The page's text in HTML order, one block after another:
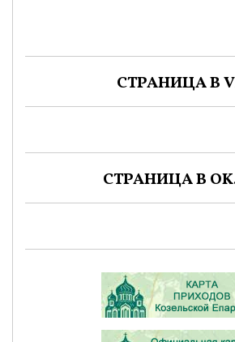
СТРАНИЦА В
СТРАНИЦА В